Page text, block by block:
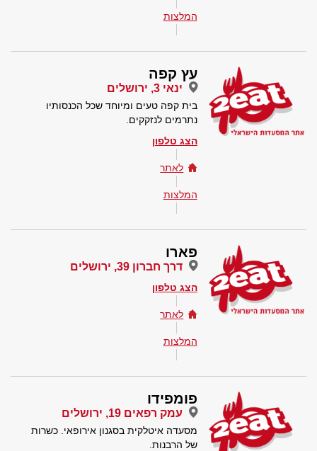
המלצות
עץ קפה
ינאי 3, ירושלים
בית קפה טעים ומיוחד שכל הכנסותיו
נתרמים לנזקקים.
הצג טלפון
לאתר
המלצות
פארו
דרך חברון 39, ירושלים
הצג טלפון
לאתר
המלצות
פומפידו
עמק רפאים 19, ירושלים
מסעדה איטלקית בסגנון אירופאי. כשרות
של הרבנות.